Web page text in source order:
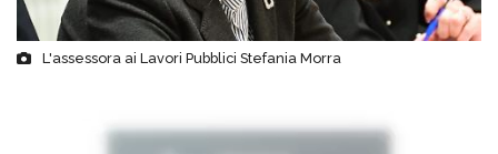
L'assessora ai Lavori Pubblici Stefania Morra